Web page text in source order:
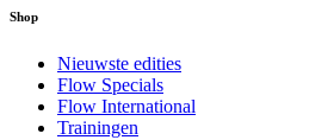
Shop
Nieuwste edities
Flow Specials
Flow International
Trainingen